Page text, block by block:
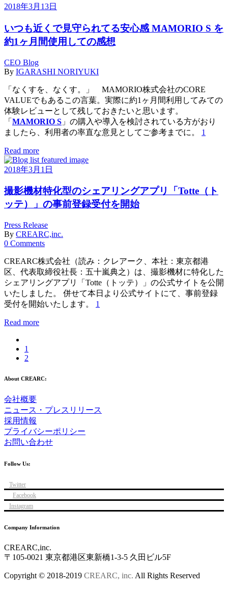
2018年3月13日
いつも近くで見守られてる安心感 MAMORIO S を
約1ヶ月間使用しての感想
CEO Blog
By IGARASHI NORIYUKI
「なくすを、なくす。」 MAMORIO株式会社のCORE
VALUEでもあるこの言葉。実際に約1ヶ月間利用してみての
体験レビューとして残しておきたいと思います。
「 MAMORIO S 」の購入や導入を検討されている方がおり
ましたら、利用者の率直な意見としてご参考までに。 1
Read more
2018年3月1日
撮影機材特化型のシェアリングアプリ「Totte（ト
ッテ）」の事前登録受付を開始
Press Release
By CREARC,inc.
0 Comments
CREARC株式会社（読み：クレアーク、本社：東京都港
区、代表取締役社長：五十嵐典之）は、撮影機材に特化した
シェアリングアプリ「Totte（トッテ）」の公式サイトを公開
いたしました。 併せて本日より公式サイトにて、事前登録
受付を開始いたします。 1
Read more
1
2
About CREARC:
会社概要
ニュース・プレスリリース
採用情報
プライバシーポリシー
お問い合わせ
Follow Us:
Twitter
Facebook
Instagram
Company Information
CREARC,inc.
〒105-0021 東京都港区東新橋1-3-5 久田ビル5F
Copyright © 2018-2019 CREARC, inc. All Rights Reserved